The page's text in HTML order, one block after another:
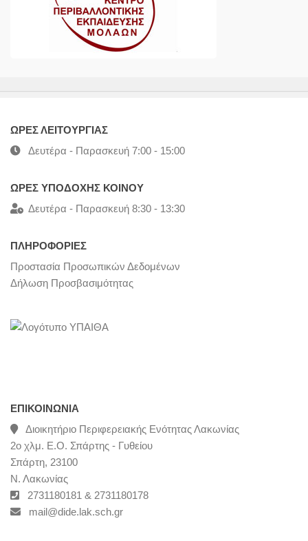
ΩΡΕΣ ΛΕΙΤΟΥΡΓΙΑΣ
Δευτέρα - Παρασκευή 7:00 - 15:00
ΩΡΕΣ ΥΠΟΔΟΧΗΣ ΚΟΙΝΟΥ
Δευτέρα - Παρασκευή 8:30 - 13:30
ΠΛΗΡΟΦΟΡΙΕΣ
Προστασία Προσωπικών Δεδομένων
Δήλωση Προσβασιμότητας
ΕΠΙΚΟΙΝΩΝΊΑ
Διοικητήριο Περιφερειακής Ενότητας Λακωνίας
2ο χλμ. Ε.Ο. Σπάρτης - Γυθείου
Σπάρτη, 23100
Ν. Λακωνίας
2731180181 & 2731180178
mail@dide.lak.sch.gr